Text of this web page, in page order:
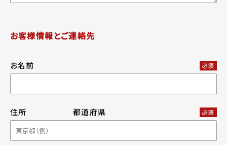
お客様情報とご連絡先
お名前 必須
住所 都道府県 必須